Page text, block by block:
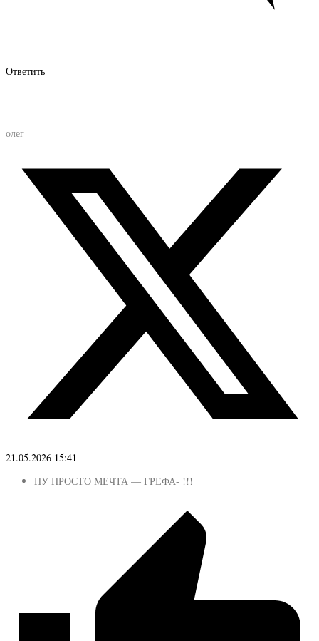
Ответить
олег
21.05.2026 15:41
НУ ПРОСТО МЕЧТА — ГРЕФА- !!!